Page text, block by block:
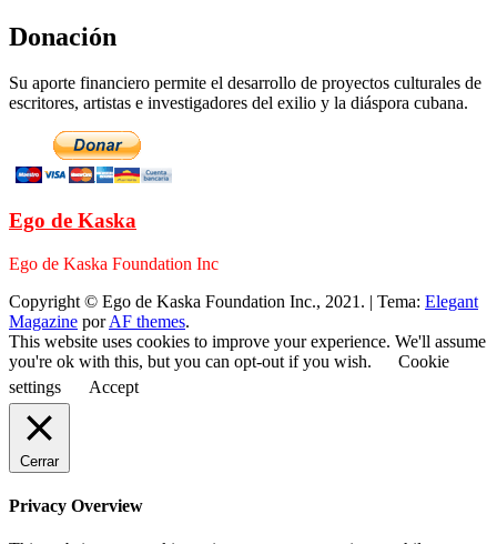
Donación
Su aporte financiero permite el desarrollo de proyectos culturales de
escritores, artistas e investigadores del exilio y la diáspora cubana.
Ego de Kaska
Ego de Kaska Foundation Inc
Copyright © Ego de Kaska Foundation Inc., 2021. | Tema: Elegant
Magazine porAF themes.
This website uses cookies to improve your experience. We'll assume
you're ok with this, but you can opt-out if you wish.
Cookie
settings
Accept
Cerrar
Privacy Overview